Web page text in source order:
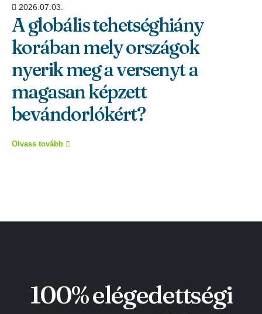
2026.07.03.
A globális tehetséghiány
korában mely országok
nyerik meg a versenyt a
magasan képzett
bevándorlókért?
Olvass tovább
100% elégedettségi